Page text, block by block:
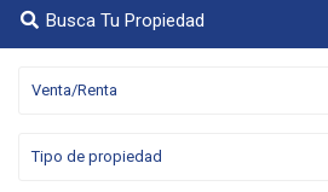
Busca Tu Propiedad
Venta/Renta
Tipo de propiedad